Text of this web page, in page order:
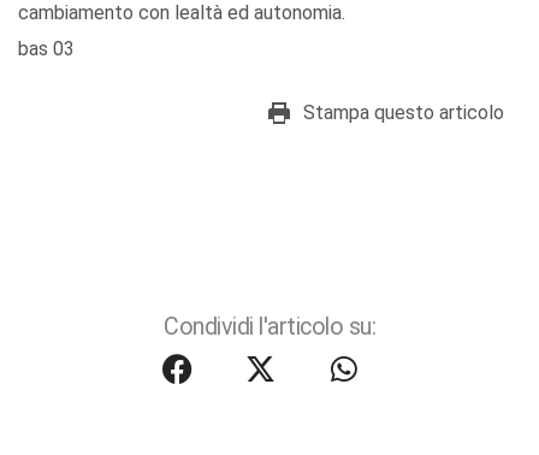
cambiamento con lealtà ed autonomia.
bas 03
Stampa questo articolo
Condividi l'articolo su: